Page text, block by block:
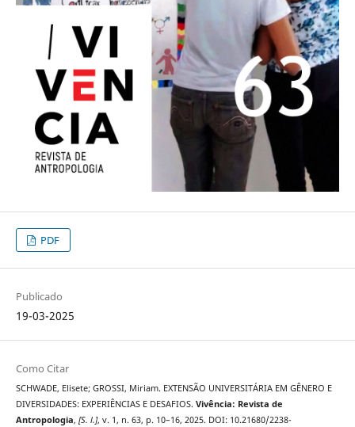
PDF
Publicado
19-03-2025
Como Citar
SCHWADE, Elisete; GROSSI, Miriam. EXTENSÃO UNIVERSITÁRIA EM GÊNERO E
DIVERSIDADES: EXPERIÊNCIAS E DESAFIOS. Vivência: Revista de
Antropologia, [S. l.], v. 1, n. 63, p. 10–16, 2025. DOI: 10.21680/2238-